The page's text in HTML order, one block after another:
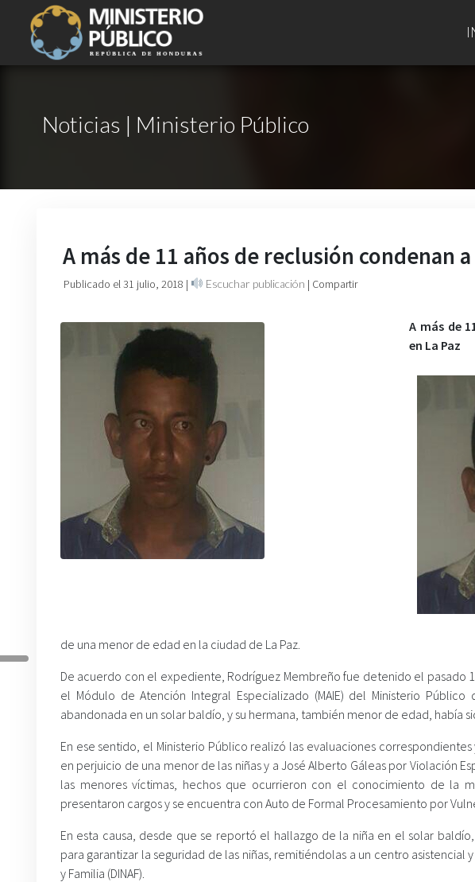
Noticias | Ministerio Público
A más de 11 años de reclusión condenan
Publicado el 31 julio, 2018 | Escuchar publicación | Compartir
A más de
en La Paz
de una menor de edad en la ciudad de La Paz.
De acuerdo con el expediente, Rodríguez Membreño fue detenido el pasado
el Módulo de Atención Integral Especializado (MAIE) del Ministerio
abandonada en un solar baldío, y su hermana, también menor de edad, había
En ese sentido, el Ministerio Público realizó las evaluaciones
en perjuicio de una menor de las niñas y a José Alberto Gáleas por Violación
las menores víctimas, hechos que ocurrieron con el conocimiento de la
presentaron cargos y se encuentra con Auto de Formal Procesamiento por
En esta causa, desde que se reportó el hallazgo de la niña en el solar
para garantizar la seguridad de las niñas, remitiéndolas a un centro
y Familia (DINAF).